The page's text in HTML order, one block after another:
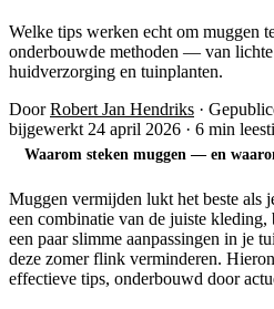
Welke tips werken echt om muggen
onderbouwde methoden — van
huidverzorging en tuinplanten.
DoorRobert Jan Hendriks ·
bijgewerkt 24 april 2026 · 6 min
Waarom steken muggen — en
Muggen vermijden lukt het beste als
een combinatie van de juiste kleding,
een paar slimme aanpassingen in je
deze zomer flink verminderen.
effectieve tips, onderbouwd door